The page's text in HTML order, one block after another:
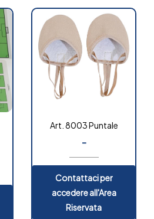
Art. 8003 Puntale
-
Contattaci per
accedere all'Area
Riservata